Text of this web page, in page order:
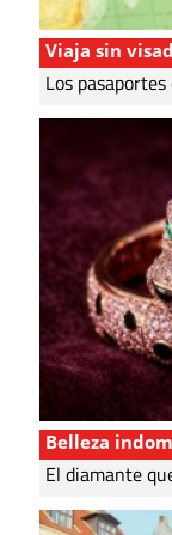
Viaja sin
Los
Belleza
El diamante